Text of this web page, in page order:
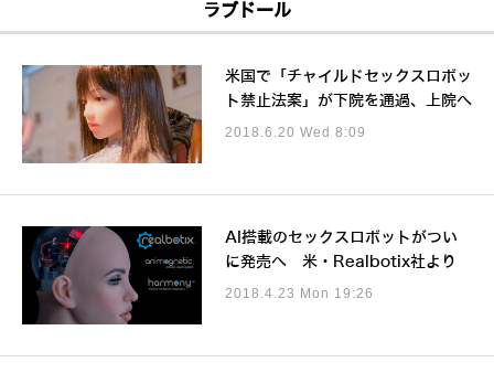
ラブドール
米国で「チャイルドセックスロボッ
ト禁止法案」が下院を通過、上院へ
2018.6.20 Wed 8:09
AI搭載のセックスロボットがつい
に発売へ 米・Realbotix社より
2018.4.23 Mon 19:26